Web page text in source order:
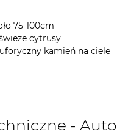
75-100cm
cytrusy
kamień na ciele
- Auto